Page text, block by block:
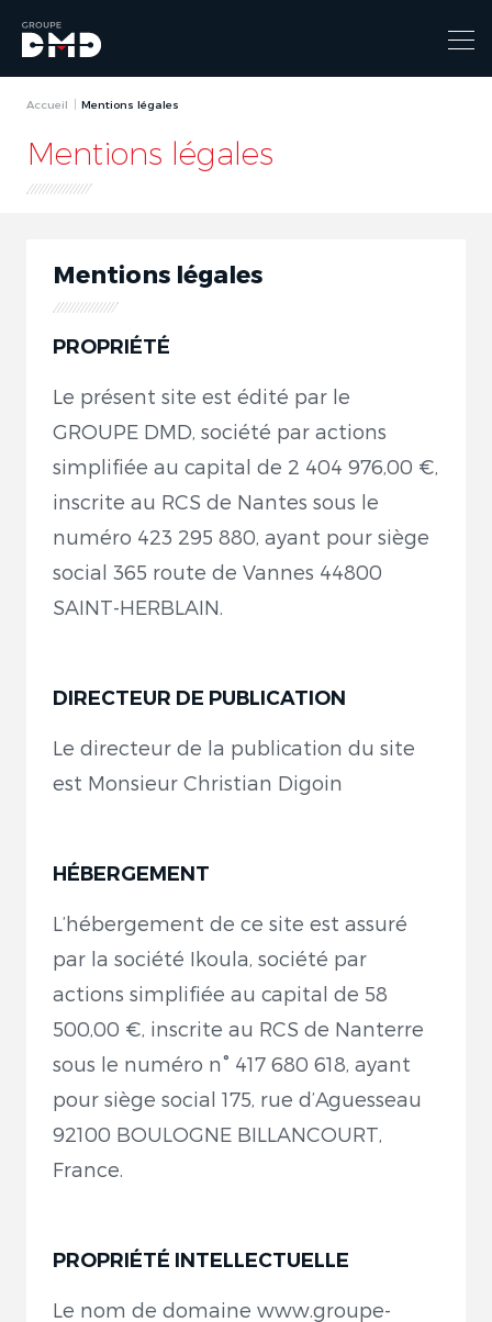
Accueil Mentions légales
Mentions légales
Mentions légales
PROPRIÉTÉ
Le présent site est édité par le
GROUPE DMD, société par actions
simplifiée au capital de 2 404 976,00 €,
inscrite au RCS de Nantes sous le
numéro 423 295 880, ayant pour siège
social 365 route de Vannes 44800
SAINT-HERBLAIN.
DIRECTEUR DE PUBLICATION
Le directeur de la publication du site
est Monsieur Christian Digoin
HÉBERGEMENT
L’hébergement de ce site est assuré
par la société Ikoula, société par
actions simplifiée au capital de 58
500,00 €, inscrite au RCS de Nanterre
sous le numéro n° 417 680 618, ayant
pour siège social 175, rue d’Aguesseau
92100 BOULOGNE BILLANCOURT,
France.
PROPRIÉTÉ INTELLECTUELLE
Le nom de domaine www.groupe-